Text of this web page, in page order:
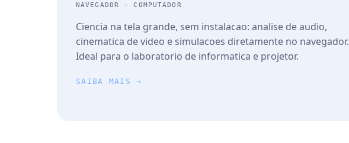
NAVEGADOR - COMPUTADOR
Ciencia na tela grande, sem instalacao: analise de audio,
cinematica de video e simulacoes diretamente no navegador.
Ideal para o laboratorio de informatica e projetor.
SAIBA MAIS →